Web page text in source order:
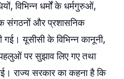
विभिन्न धर्मों के धर्मगुरुओं,
संगठनों और प्रशासनिक
गई। यूसीसी के विभिन्न कानूनी,
पर सुझाव लिए गए तथा
राज्य सरकार का कहना है कि